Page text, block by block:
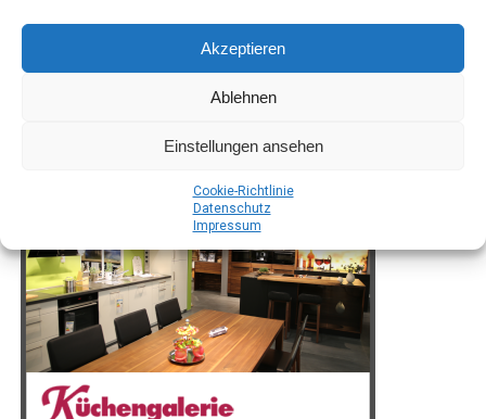
Akzeptieren
Ablehnen
Einstellungen ansehen
Coo­kie-Richt­li­nie
Daten­schutz
Impres­sum
lau­fen­den Kon­trol­len und wis­sen­schaft­li­chen Analysen.